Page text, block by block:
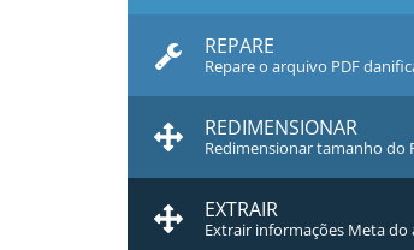
REPARE
Repare o arquivo PDF
REDIMENSIONAR
Redimensionar tamanho do
EXTRAIR
Extrair informações Meta do